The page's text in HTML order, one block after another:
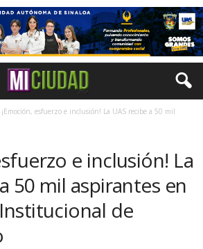
¡Emoción, esfuerzo e inclusión! La UAS recibe a 50 mil
e inclusión! La
50 mil aspirantes en
de